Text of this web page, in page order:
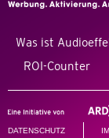
Was ist
ROI-Counter
DATENSCHUTZ